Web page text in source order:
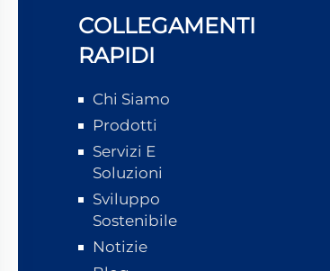
COLLEGAMENTI
RAPIDI
Chi Siamo
Prodotti
Servizi E
Soluzioni
Sviluppo
Sostenibile
Notizie